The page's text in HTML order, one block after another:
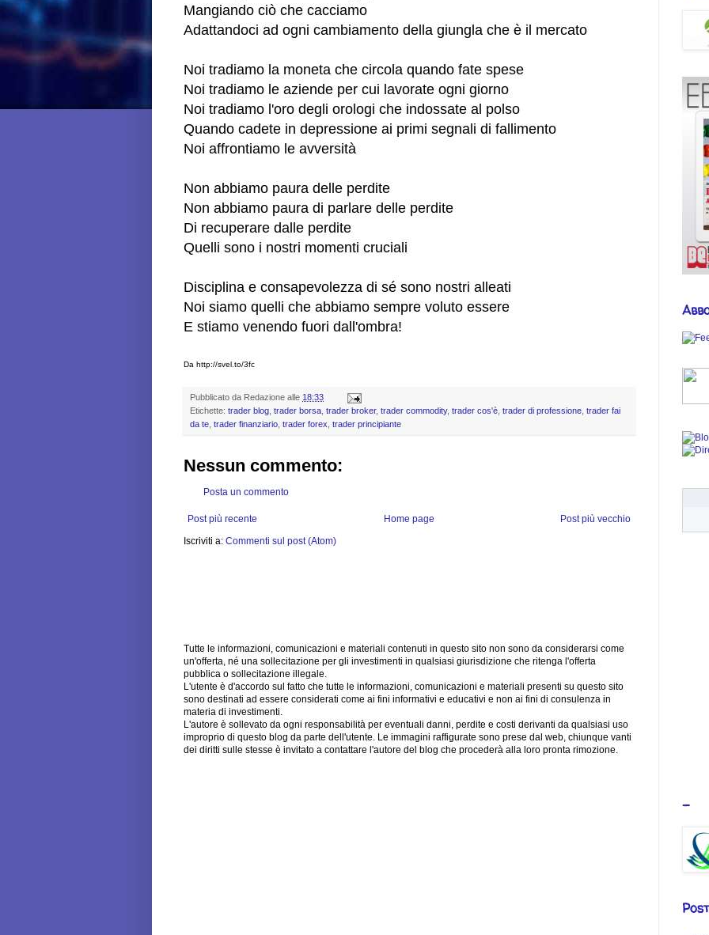
Mangiando ciò che cacciamo
Adattandoci ad ogni cambiamento della giungla che è il mercato
Noi tradiamo la moneta che circola quando fate spese
Noi tradiamo le aziende per cui lavorate ogni giorno
Noi tradiamo l'oro degli orologi che indossate al polso
Quando cadete in depressione ai primi segnali di fallimento
Noi affrontiamo le avversità
Non abbiamo paura delle perdite
Non abbiamo paura di parlare delle perdite
Di recuperare dalle perdite
Quelli sono i nostri momenti cruciali
Disciplina e consapevolezza di sé sono nostri alleati
Noi siamo quelli che abbiamo sempre voluto essere
E stiamo venendo fuori dall'ombra!
Da http://svel.to/3fc
Pubblicato da Redazione alle 18:33
Etichette: trader blog, trader borsa, trader broker, trader commodity, trader cos'è, trader di professione, trader fai
da te, trader finanziario, trader forex, trader principiante
Nessun commento:
Posta un commento
Post più recente Post più vecchio
Home page
Iscriviti a: Commenti sul post (Atom)
Tutte le informazioni, comunicazioni e materiali contenuti in questo sito non sono da considerarsi come
un'offerta, né una sollecitazione per gli investimenti in qualsiasi giurisdizione che ritenga l'offerta
pubblica o sollecitazione illegale.
L'utente è d'accordo sul fatto che tutte le informazioni, comunicazioni e materiali presenti su questo sito
sono destinati ad essere considerati come ai fini informativi e educativi e non ai fini di consulenza in
materia di investimenti.
L'autore è sollevato da ogni responsabilità per eventuali danni, perdite e costi derivanti da qualsiasi uso
improprio di questo blog da parte dell'utente. Le immagini raffigurate sono prese dal web, chiunque vanti
dei diritti sulle stesse è invitato a contattare l'autore del blog che procederà alla loro pronta rimozione.
-